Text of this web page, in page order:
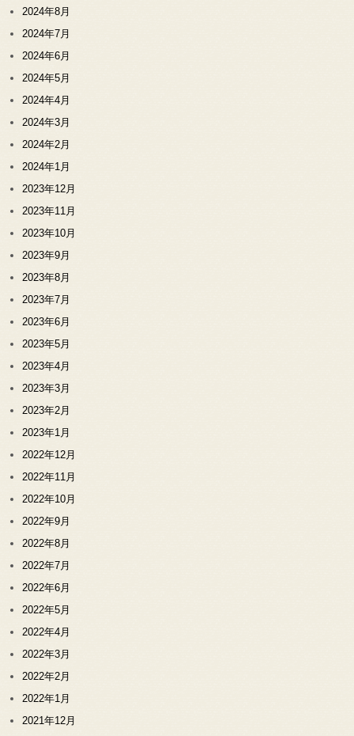
2024年8月
2024年7月
2024年6月
2024年5月
2024年4月
2024年3月
2024年2月
2024年1月
2023年12月
2023年11月
2023年10月
2023年9月
2023年8月
2023年7月
2023年6月
2023年5月
2023年4月
2023年3月
2023年2月
2023年1月
2022年12月
2022年11月
2022年10月
2022年9月
2022年8月
2022年7月
2022年6月
2022年5月
2022年4月
2022年3月
2022年2月
2022年1月
2021年12月